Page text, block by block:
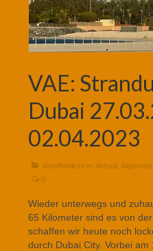
VAE:
Dubai
02.04.2023
Veröffentlicht in: Aktuell Allgemein
0
Wieder unterwegs und
65 Kilometer sind es von
schaffen wir heute noch
durch Dubai City. Vorbei